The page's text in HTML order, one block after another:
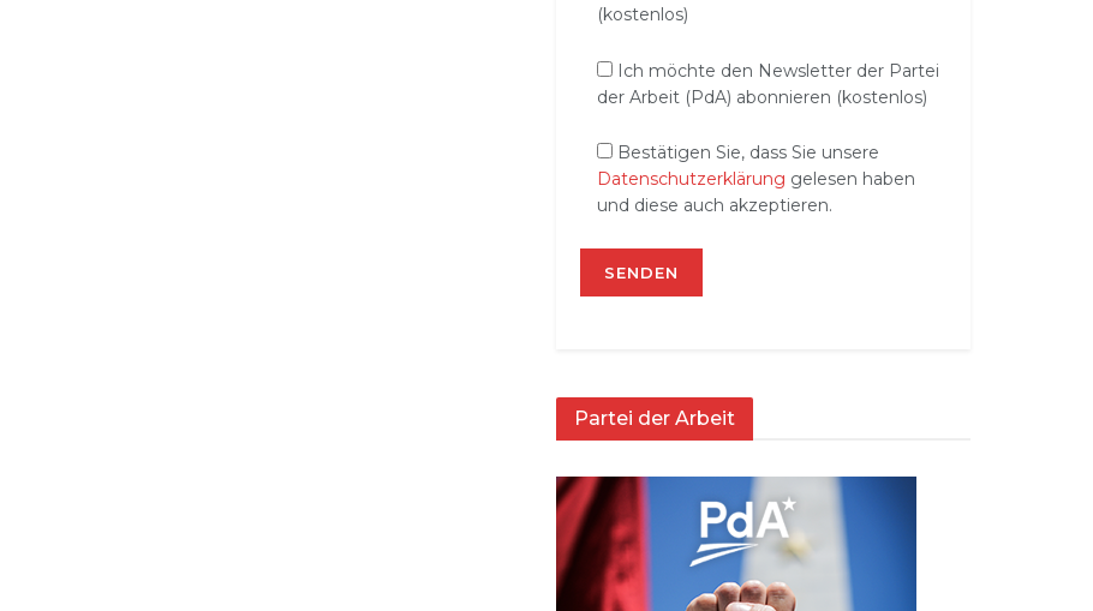
(kostenlos)
Ich möchte den Newsletter der Partei
der Arbeit (PdA) abonnieren (kostenlos)
Bestätigen Sie, dass Sie unsere
Datenschutzerklärung gelesen haben
und diese auch akzeptieren.
Partei der Arbeit